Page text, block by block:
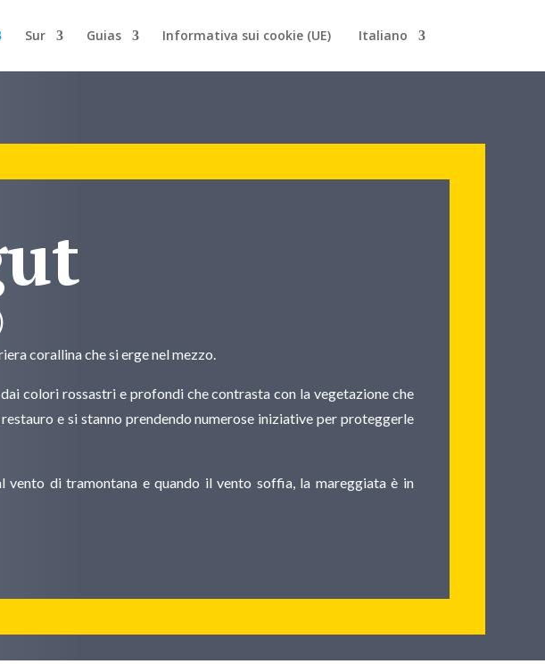
Sur Guias Informativa sui cookie (UE) Italiano
corallina che si erge nel mezzo.
colori rossastri e profondi che contrasta con la vegetazione che
e si stanno prendendo numerose iniziative per proteggerle
di tramontana e quando il vento soffia, la mareggiata è in